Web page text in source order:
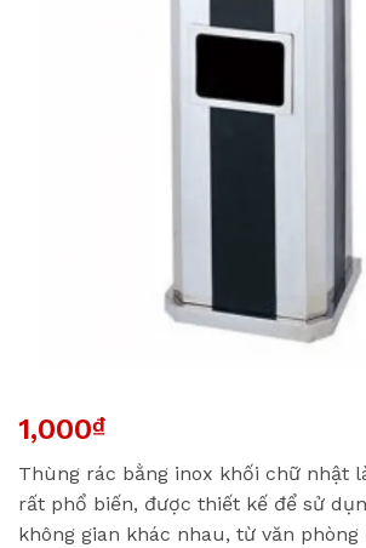
1,000₫
Thùng rác bằng inox khối chữ nhật
rất phổ biến, được thiết kế để sử
không gian khác nhau, từ văn